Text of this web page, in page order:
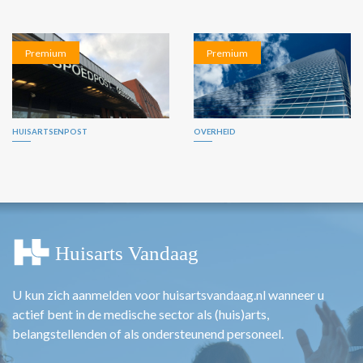
Premium
HUISARTSENPOST
Premium
OVERHEID
U kun zich aanmelden voor huisartsvandaag.nl wanneer u
actief bent in de medische sector als (huis)arts,
belangstellenden of als ondersteunend personeel.